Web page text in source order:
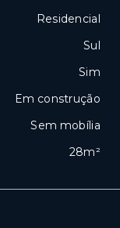
Residencial
Sul
Sim
Em construção
Sem mobília
28m²